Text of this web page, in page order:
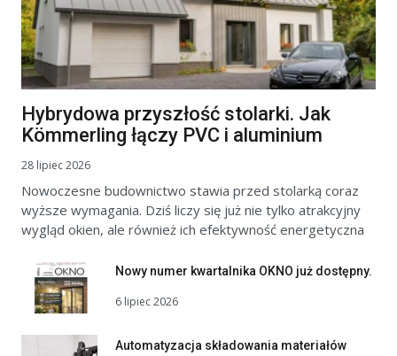
Hybrydowa przyszłość stolarki. Jak
Kömmerling łączy PVC i aluminium
28 lipiec 2026
Nowoczesne budownictwo stawia przed stolarką coraz
wyższe wymagania. Dziś liczy się już nie tylko atrakcyjny
wygląd okien, ale również ich efektywność energetyczna
Nowy numer kwartalnika OKNO już dostępny.
6 lipiec 2026
Automatyzacja składowania materiałów